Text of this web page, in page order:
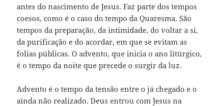
antes do nascimento de Jesus. Faz parte dos tempos
coesos, como é o caso do tempo da Quaresma. São
tempos da preparação, da intimidade, do voltar a si,
da purificação e do acordar, em que se evitam as
folias públicas. O advento, que inicia o ano litúrgico,
é o tempo da noite que precede o surgir da luz.
Advento é o tempo da tensão entre o já chegado e o
ainda não realizado. Deus entrou com Jesus na